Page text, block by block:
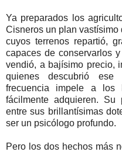
Ya preparados los
Cisneros un plan
cuyos terrenos repartió,
capaces de conservarlos
vendió, a bajísimo precio,
quienes descubrió ese
frecuencia impele a los
fácilmente adquieren. Su
entre sus brillantísimas
ser un psicólogo profundo.
Pero los dos hechos más